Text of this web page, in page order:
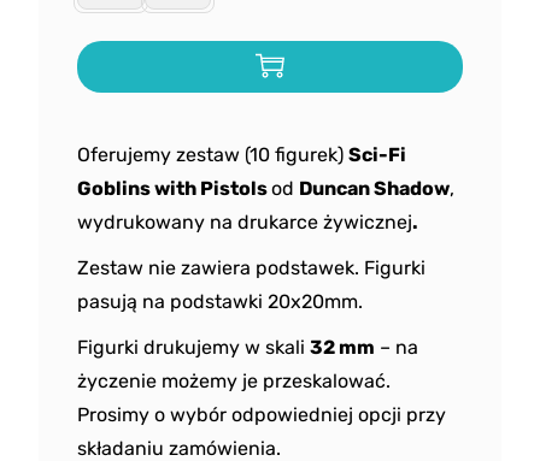
Oferujemy zestaw (10 figurek) Sci-Fi
Goblins with Pistolsod Duncan Shadow,
wydrukowany na drukarce żywicznej.
Zestaw nie zawiera podstawek. Figurki
pasują na podstawki 20x20mm.
Figurki drukujemy w skali 32 mm – na
życzenie możemy je przeskalować.
Prosimy o wybór odpowiedniej opcji przy
składaniu zamówienia.